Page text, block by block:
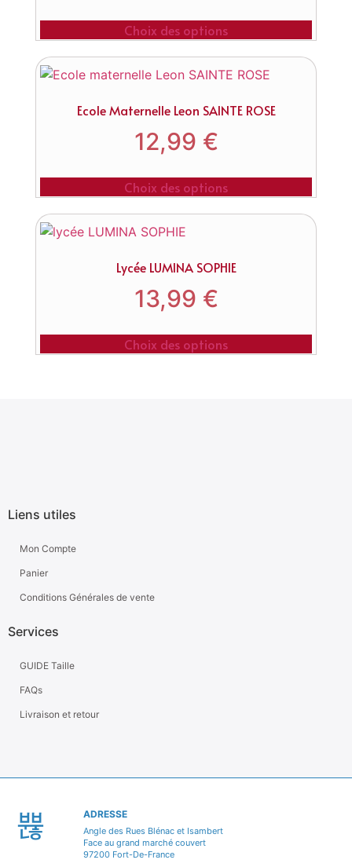
Choix des options
Ecole Maternelle Leon SAINTE ROSE
12,99 €
Choix des options
Lycée LUMINA SOPHIE
13,99 €
Choix des options
Liens utiles
Mon Compte
Panier
Conditions Générales de vente
Services
GUIDE Taille
FAQs
Livraison et retour
ADRESSE
Angle des Rues Blénac et Isambert
Face au grand marché couvert
97200 Fort-De-France